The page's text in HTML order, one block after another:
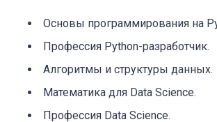
Основы программирования на
Профессия Python-разработчик.
Алгоритмы и структуры данных.
Математика для Data Science.
Профессия Data Science.